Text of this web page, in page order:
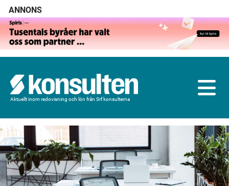
ANNONS
Aktuellt inom redovisning och lön från Srf konsulterna